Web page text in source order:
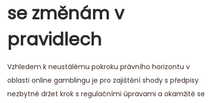
se změnám v
pravidlech
Vzhledem k neustálému pokroku právního horizontu v
oblasti online gamblingu je pro zajištění shody s předpisy
nezbytné držet krok s regulačními úpravami a okamžitě se